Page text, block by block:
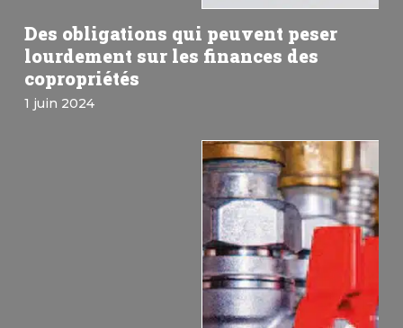
Des obligations qui peuvent peser
lourdement sur les finances des
copropriétés
1 juin 2024